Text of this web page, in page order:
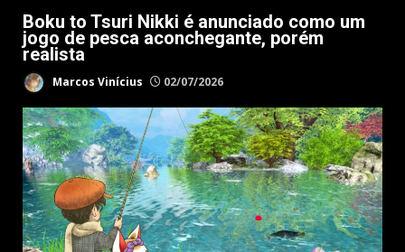
Boku to Tsuri Nikki é anunciado como um
jogo de pesca aconchegante, porém
realista
Marcos Vinícius 02/07/2026